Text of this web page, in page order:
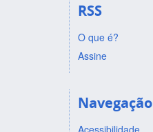
RSS
O que é?
Assine
Navegação
Acessibilidade